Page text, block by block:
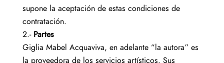
supone la aceptación de estas condiciones de
contratación.
2.- Partes
Giglia Mabel Acquaviva, en adelante “la autora” es
la proveedora de los servicios artísticos. Sus